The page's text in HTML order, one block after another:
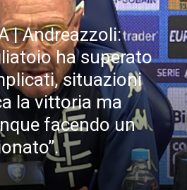
| Andreazzoli:
ha superato
situazioni
la vittoria ma
facendo un